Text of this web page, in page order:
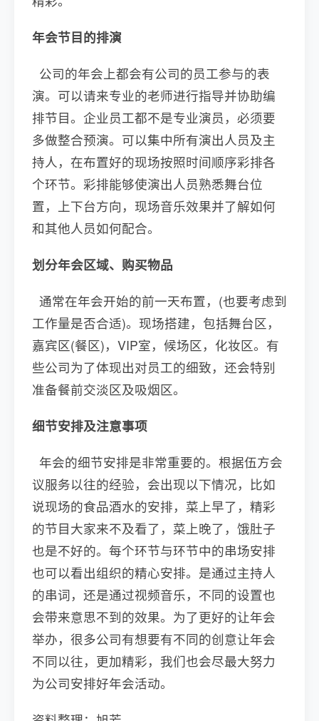
年会节目的排演
公司的年会上都会有公司的员工参与的表
演。可以请来专业的老师进行指导并协助编
排节目。企业员工都不是专业演员，必须要
多做整合预演。可以集中所有演出人员及主
持人，在布置好的现场按照时间顺序彩排各
个环节。彩排能够使演出人员熟悉舞台位
置，上下台方向，现场音乐效果并了解如何
和其他人员如何配合。
划分年会区域、购买物品
通常在年会开始的前一天布置，(也要考虑到
工作量是否合适)。现场搭建，包括舞台区，
嘉宾区(餐区)，VIP室，候场区，化妆区。有
些公司为了体现出对员工的细致，还会特别
准备餐前交淡区及吸烟区。
细节安排及注意事项
年会的细节安排是非常重要的。根据伍方会
议服务以往的经验，会出现以下情况，比如
说现场的食品酒水的安排，菜上早了，精彩
的节目大家来不及看了，菜上晚了，饿肚子
也是不好的。每个环节与环节中的串场安排
也可以看出组织的精心安排。是通过主持人
的串词，还是通过视频音乐，不同的设置也
会带来意思不到的效果。为了更好的让年会
举办，很多公司有想要有不同的创意让年会
不同以往，更加精彩，我们也会尽最大努力
为公司安排好年会活动。